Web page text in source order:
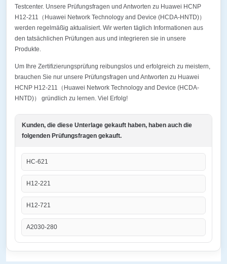
Testcenter. Unsere Prüfungsfragen und Antworten zu Huawei HCNP
H12-211（Huawei Network Technology and Device (HCDA-HNTD)）
werden regelmäßig aktualisiert. Wir werten täglich Informationen aus
den tatsächlichen Prüfungen aus und integrieren sie in unsere
Produkte.
Um Ihre Zertifizierungsprüfung reibungslos und erfolgreich zu meistern,
brauchen Sie nur unsere Prüfungsfragen und Antworten zu Huawei
HCNP H12-211（Huawei Network Technology and Device (HCDA-
HNTD)） gründlich zu lernen. Viel Erfolg!
Kunden, die diese Unterlage gekauft haben, haben auch die
folgenden Prüfungsfragen gekauft.
HC-621
H12-221
H12-721
A2030-280